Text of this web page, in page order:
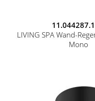
LIVING SPA Wand-
Mono